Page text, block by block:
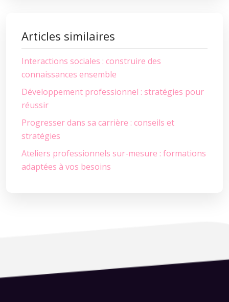
Articles similaires
Interactions sociales : construire des
connaissances ensemble
Développement professionnel : stratégies pour
réussir
Progresser dans sa carrière : conseils et
stratégies
Ateliers professionnels sur-mesure : formations
adaptées à vos besoins